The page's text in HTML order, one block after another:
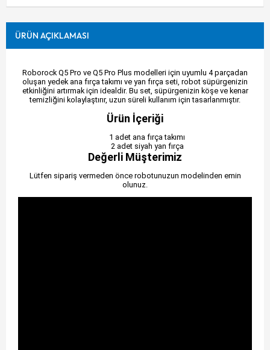
ÜRÜN AÇIKLAMASI
Roborock Q5 Pro ve Q5 Pro Plus modelleri için uyumlu 4 parçadan
oluşan yedek ana fırça takımı ve yan fırça seti, robot süpürgenizin
etkinliğini artırmak için idealdir. Bu set, süpürgenizin köşe ve kenar
temizliğini kolaylaştırır, uzun süreli kullanım için tasarlanmıştır.
Ürün İçeriği
1 adet ana fırça takımı
2 adet siyah yan fırça
Değerli Müşterimiz
Lütfen sipariş vermeden önce robotunuzun modelinden emin
olunuz.